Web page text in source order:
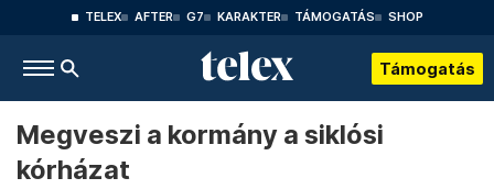
TELEX AFTER G7 KARAKTER TÁMOGATÁS SHOP
Támogatás
Megveszi a kormány a siklósi
kórházat